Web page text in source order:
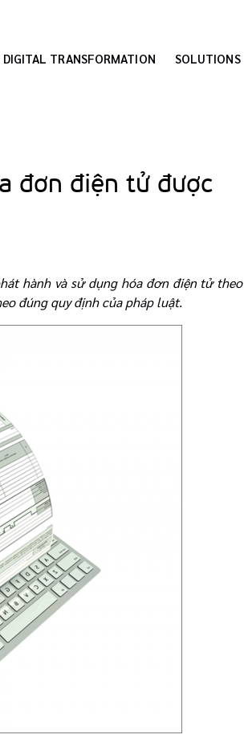
DIGITAL TRANSFORMATION SOLUTIONS
đơn điện tử được
hành và sử dụng hóa đơn điện tử theo
đúng quy định của pháp luật.